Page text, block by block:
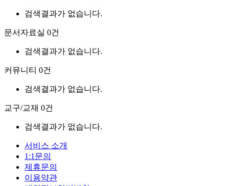
검색결과가 없습니다.
문서자료실 0건
검색결과가 없습니다.
커뮤니티 0건
검색결과가 없습니다.
교구/교재 0건
검색결과가 없습니다.
서비스 소개
1:1문의
제휴문의
이용약관